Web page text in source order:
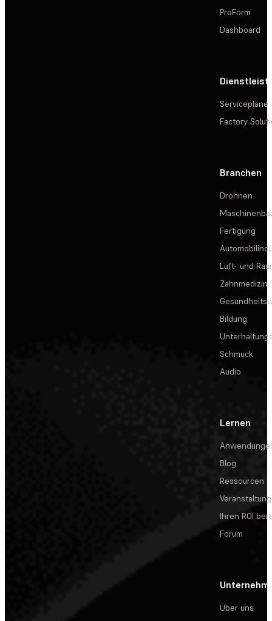
PreForm
Dashboard
Servicepläne
Factory
Branchen
Drohnen
Fertigung
Luft- und
Zahnmedizin
Bildung
Schmuck
Audio
Lernen
Blog
Ressourcen
Ihren ROI
Forum
Über uns